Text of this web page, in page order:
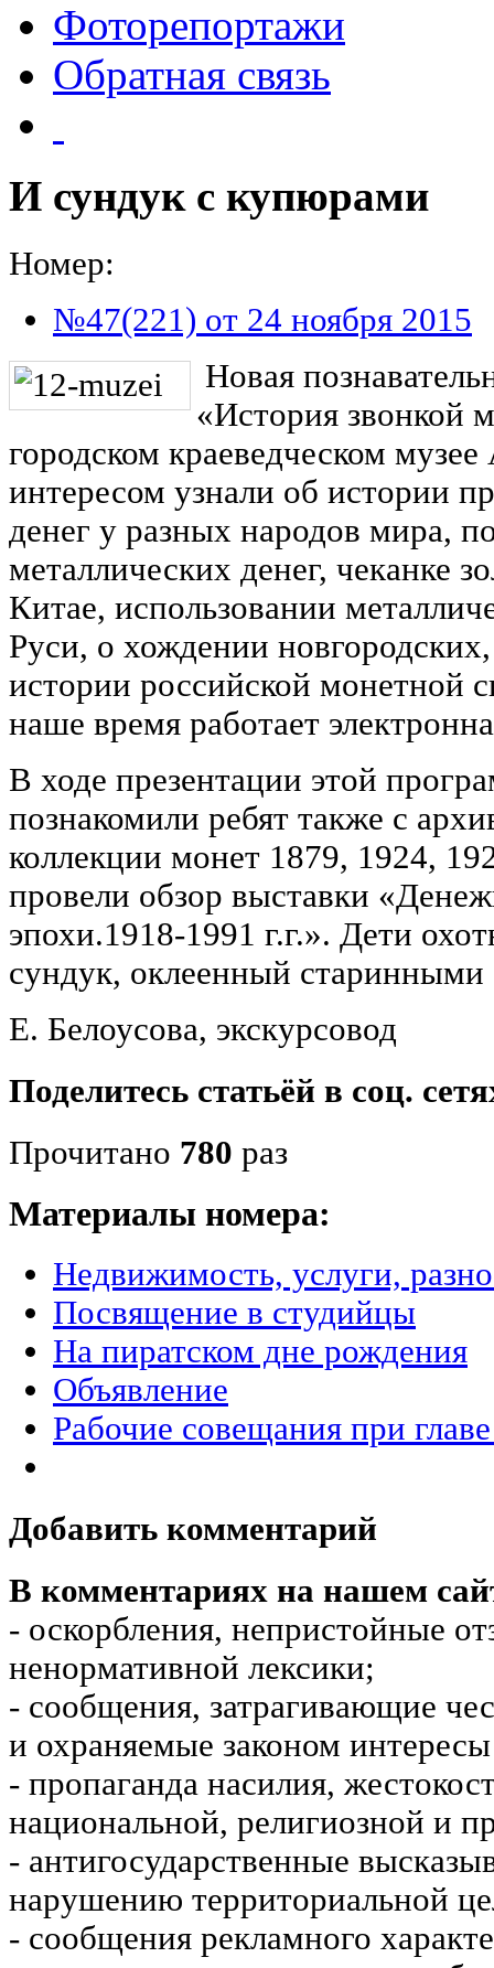
Фоторепортажи
Обратная связь
И сундук с купюрами
Номер:
№47(221) от 24 ноября 2015
Новая
«История звонкой
городском краеведческом
интересом узнали об истории
денег у разных народов мира,
металлических денег, чеканке
Китае, использовании
Руси, о хождении
истории российской монетной
наше время работает
В ходе презентации этой
познакомили ребят также с
коллекции монет 1879, 1924,
провели обзор выставки
эпохи.1918-1991 г.г.». Дети
сундук, оклеенный
Е. Белоусова, экскурсовод
Поделитесь статьёй в соц.
Прочитано 780 раз
Материалы номера:
Недвижимость, услуги,
Посвящение в студийцы
На пиратском дне рождения
Объявление
Рабочие совещания при
Добавить комментарий
В комментариях на нашем
- оскорбления, непристойные
ненормативной лексики;
- сообщения, затрагивающие
и охраняемые законом
- пропаганда насилия,
национальной, религиозной и
- антигосударственные
нарушению территориальной
- сообщения рекламного